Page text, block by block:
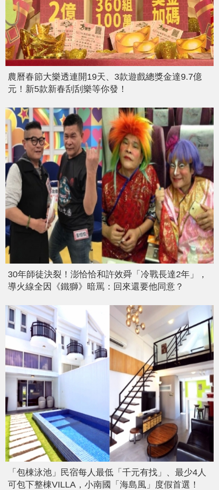
農曆春節大樂透連開19天、3款遊戲總獎金達9.7億
元！新5款新春刮刮樂等你發！
30年師徒決裂！澎恰恰和許效舜「冷戰長達2年」，
導火線全因《鐵獅》暗罵：回來還要他同意？
「包棟泳池」民宿每人最低「千元有找」、最少4人
可包下整棟VILLA，小南國「海島風」度假首選！